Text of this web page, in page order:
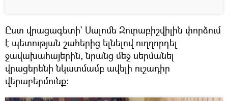
Ըստ վրացագետի` Սալոմե Զուրաբիշվիլին փորձում
է պետության շահերից ելնելով ուղղորդել
ջավախահայերին, նրանց մեջ սերմանել
վրացերենի նկատմամբ ավելի ուշադիր
վերաբերմունք։